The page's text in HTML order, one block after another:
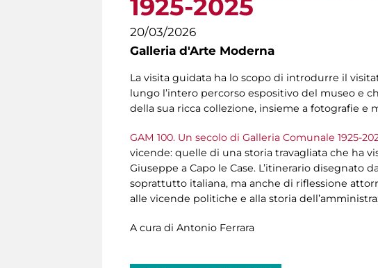
1925-2025
20/03/2026
Galleria d'Arte Moderna
La visita guidata ha lo scopo di introdurre il
lungo l’intero percorso espositivo del museo e
della sua ricca collezione, insieme a fotografie e
GAM 100. Un secolo di Galleria Comunale 1925-
vicende: quelle di una storia travagliata che ha
Giuseppe a Capo le Case. L’itinerario disegnato
soprattutto italiana, ma anche di riflessione
alle vicende politiche e alla storia
A cura di Antonio Ferrara